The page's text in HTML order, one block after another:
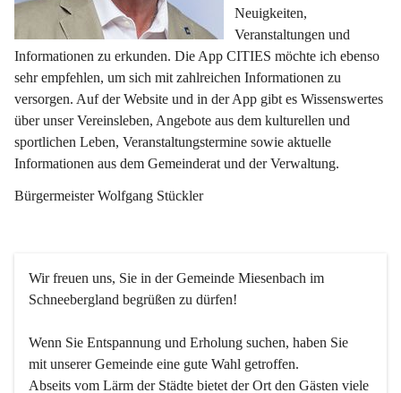
Neuigkeiten,
Veranstaltungen und
Informationen zu erkunden. Die App CITIES möchte ich ebenso
sehr empfehlen, um sich mit zahlreichen Informationen zu
versorgen. Auf der Website und in der App gibt es Wissenswertes
über unser Vereinsleben, Angebote aus dem kulturellen und
sportlichen Leben, Veranstaltungstermine sowie aktuelle
Informationen aus dem Gemeinderat und der Verwaltung.
Bürgermeister Wolfgang Stückler
Wir freuen uns, Sie in der Gemeinde Miesenbach im
Schneebergland begrüßen zu dürfen!
Wenn Sie Entspannung und Erholung suchen, haben Sie
mit unserer Gemeinde eine gute Wahl getroffen.
Abseits vom Lärm der Städte bietet der Ort den Gästen viele